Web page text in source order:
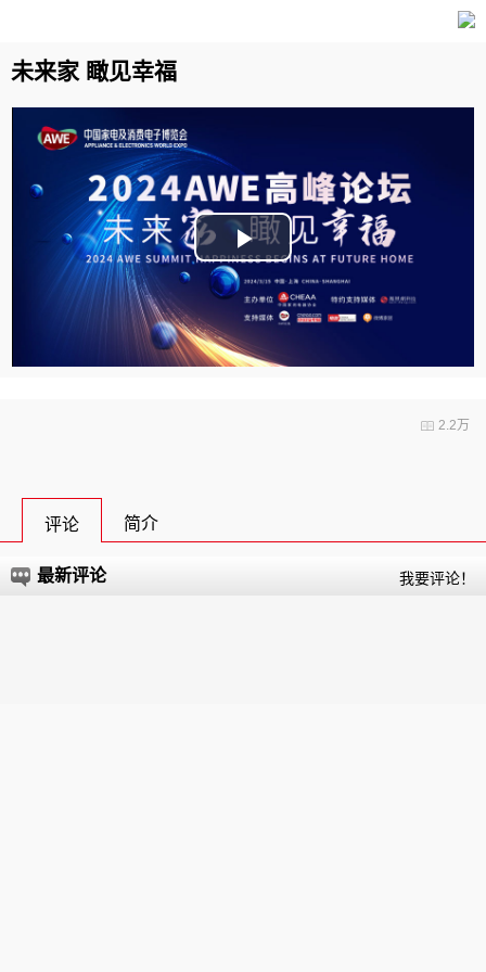
未来家 瞰见幸福
Play
Video
2.2万
评论 简介
最新评论 我要评论！